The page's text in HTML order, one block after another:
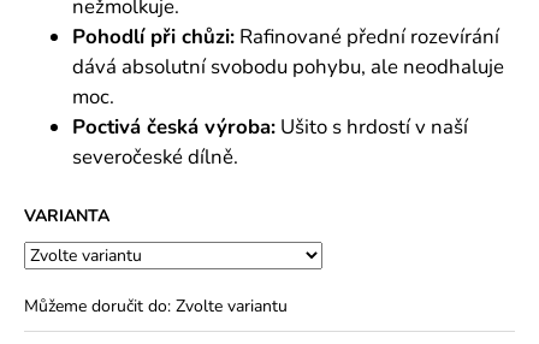
nežmolkuje.
Pohodlí při chůzi: Rafinované přední rozevírání
dává absolutní svobodu pohybu, ale neodhaluje
moc.
Poctivá česká výroba: Ušito s hrdostí v naší
severočeské dílně.
VARIANTA
Můžeme doručit do: Zvolte variantu